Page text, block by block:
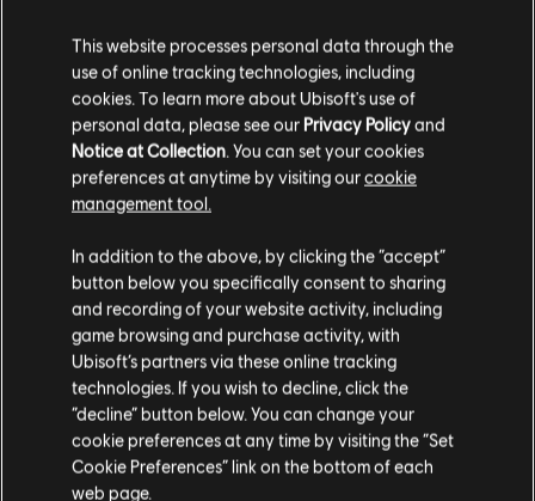
ARREGLOS
VERIFICADOS
Instrumento / Tipo arr.
Cifrado de acordes
& ARCHI
Cifrado de bajo
This website processes personal data through the
use of online tracking technologies, including
cookies. To learn more about Ubisoft's use of
personal data, please see our Privacy Policyand
Notice at Collection. You can set your cookies
preferences at anytime by visiting ourcookie
management tool.
In addition to the above, by clicking the “accept”
button below you specifically consent to sharing
and recording of your website activity, including
game browsing and purchase activity, with
Ubisoft’s partners via these online tracking
technologies. If you wish to decline, click the
“decline” button below. You can change your
cookie preferences at any time by visiting the “Set
Cookie Preferences” link on the bottom of each
web page.